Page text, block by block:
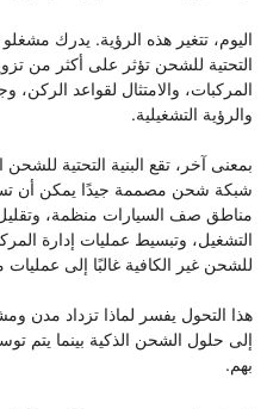
اليوم، تتغير هذه الرؤية. يدرك
التحتية للشحن تؤثر على أكثر من
المركبات، والامتثال لقواعد الركن،
والرؤية التشغيلية.
بمعنى آخر، تقع البنية التحتية
شبكة شحن مصممة جيدًا يمكن أن
مناطق صف السيارات منظمة،
التشغيل، وتبسيط عمليات إدارة
للشحن غير الكافية غالبًا إلى عمليات
هذا التحول يفسر لماذا تزداد مدن
إلى حلول الشحن الذكية بينما يتم
بهم.